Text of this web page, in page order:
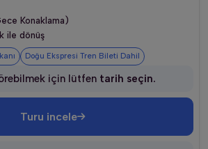
Konaklama)
ile dönüş
Doğu Ekspresi Tren Bileti Dahil
için lütfen tarih seçin.
Turu incele